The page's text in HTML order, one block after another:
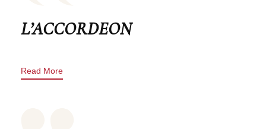
L’ACCORDEON
Read More